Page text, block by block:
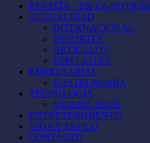
REVISTA – EN LA NOTICIA
ACTUALIDAD
INTERNACIONAL
DEPORTES
ARTÍCULOS
ESPECIALES
EMPRESARIAL
GASTRONOMÍA
TECNOLOGÍA
VIDEOJUEGOS
ENTRETENIMIENTO
VIDA Y ESTILO
CONTACTO